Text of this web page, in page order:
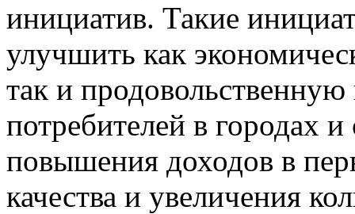
инициатив. Такие
улучшить как
так и
потребителей в городах и
повышения доходов в
качества и увеличения